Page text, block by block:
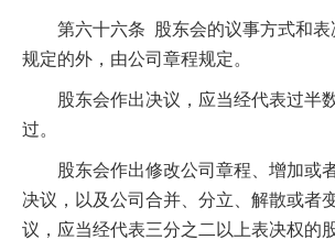
第六十六条 股东会的议事方式和表
规定的外，由公司章程规定。
股东会作出决议，应当经代表过半
过。
股东会作出修改公司章程、增加或
决议，以及公司合并、分立、解散或者
议，应当经代表三分之二以上表决权的